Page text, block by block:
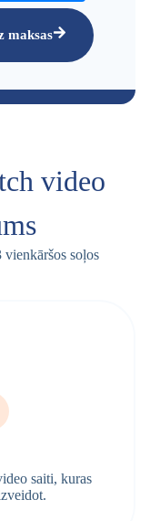
maksas
video
soļos
saiti, kuras